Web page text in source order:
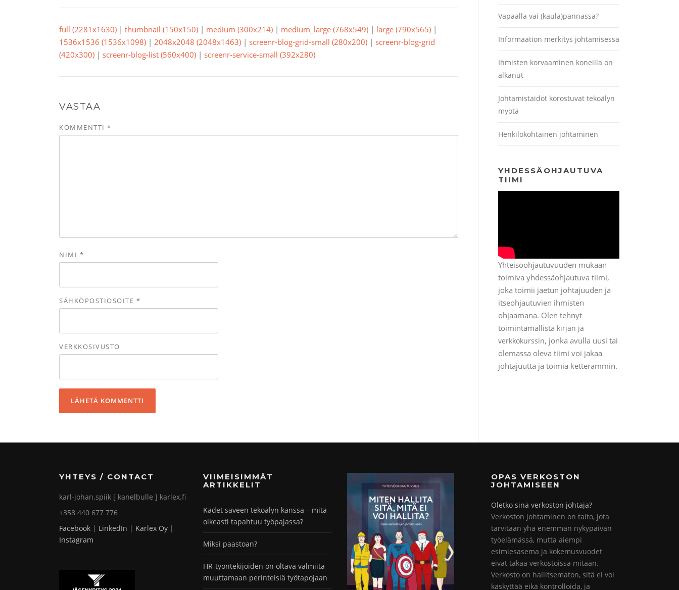
full (2281x1630) | thumbnail (150x150) | medium (300x214) | medium_large (768x549) | large (790x565) |
1536x1536 (1536x1098) | 2048x2048 (2048x1463) | screenr-blog-grid-small (280x200) | screenr-blog-grid
(420x300) | screenr-blog-list (560x400) | screenr-service-small (392x280)
VASTAA
KOMMENTTI *
NIMI *
SÄHKÖPOSTIOSOITE *
VERKKOSIVUSTO
Vapaalla vai (kaula)pannassa?
Informaation merkitys johtamisessa
Ihmisten korvaaminen koneilla on
alkanut
Johtamistaidot korostuvat tekoälyn
myötä
Henkilökohtainen johtaminen
YHDESSÄOHJAUTUVA
TIIMI
Yhteisöohjautuvuuden mukaan
toimiva yhdessäohjautuva tiimi,
joka toimii jaetun johtajuuden ja
itseohjautuvien ihmisten
ohjaamana. Olen tehnyt
toimintamallista kirjan ja
verkkokurssin, jonka avulla uusi tai
olemassa oleva tiimi voi jakaa
johtajuutta ja toimia ketterämmin.
YHTEYS / CONTACT
karl-johan.spiik [ kanelbulle ] karlex.fi
+358 440 677 776
Facebook | LinkedIn | Karlex Oy |
Instagram
VIIMEISIMMÄT
ARTIKKELIT
Kädet saveen tekoälyn kanssa – mitä
oikeasti tapahtuu työpajassa?
Miksi paastoan?
HR-työntekijöiden on oltava valmiita
muuttamaan perinteisiä työtapojaan
OPAS VERKOSTON
JOHTAMISEEN
Oletko sinä verkoston johtaja?
Verkoston johtaminen on taito, jota
tarvitaan yhä enemmän nykypäivän
työelämässä, mutta aiempi
esimiesasema ja kokemusvuodet
eivät takaa verkostoissa mitään.
Verkosto on hallitsematon, sitä ei voi
käskyttää eikä kontrolloida, ja